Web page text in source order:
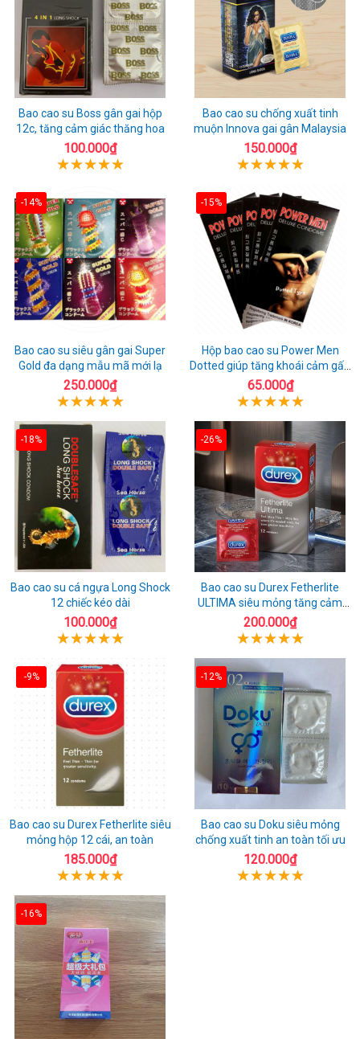
Bao cao su Boss gân gai hộp
12c, tăng cảm giác thăng hoa
100.000₫
Bao cao su chống xuất tinh
muộn Innova gai gân Malaysia
150.000₫
-14%
Bao cao su siêu gân gai Super
Gold đa dạng mẫu mã mới lạ
250.000₫
-15%
Hộp bao cao su Power Men
Dotted giúp tăng khoái cảm gấp
đôi
65.000₫
-18%
Bao cao su cá ngựa Long Shock
12 chiếc kéo dài
100.000₫
-26%
Bao cao su Durex Fetherlite
ULTIMA siêu mỏng tăng cảm
giác
200.000₫
-9%
Bao cao su Durex Fetherlite siêu
mỏng hộp 12 cái, an toàn
185.000₫
-12%
Bao cao su Doku siêu mỏng
chống xuất tinh an toàn tối ưu
120.000₫
-16%